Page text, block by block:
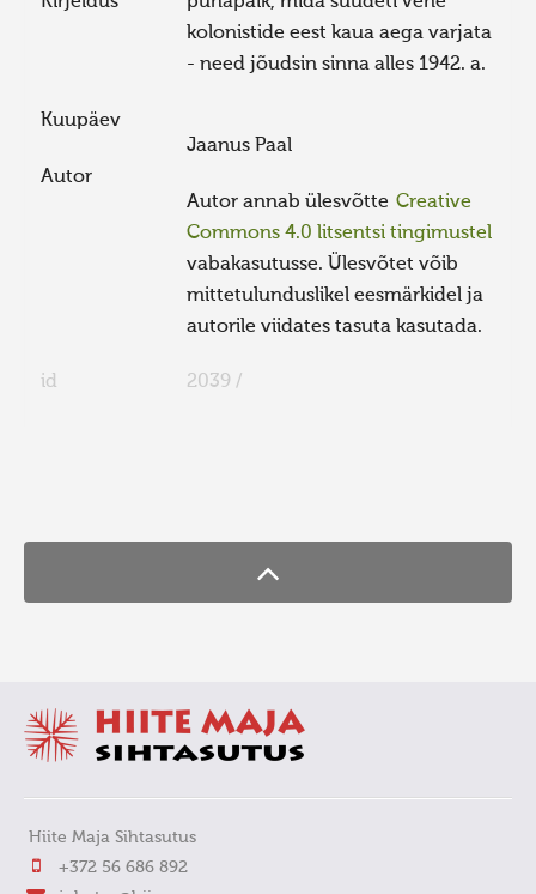
kolonistide eest kaua aega varjata
- need jõudsin sinna alles 1942. a.
Kuupäev
Autor
Jaanus Paal
Autor annab ülesvõtte Creative
Commons 4.0 litsentsi tingimustel
vabakasutusse. Ülesvõtet võib
mittetulunduslikel eesmärkidel ja
autorile viidates tasuta kasutada.
id 2039 /
Hiite Maja Sihtasutus
+372 56 686 892